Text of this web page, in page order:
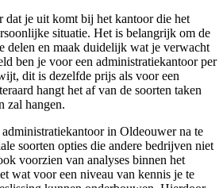
je uit komt bij het kantoor die het
situatie. Het is belangrijk om de
delen en maak duidelijk wat je verwacht
ben je voor een administratiekantoor per
dit is dezelfde prijs als voor een
hangt het af van de soorten taken
zal hangen.
in Oldeouwer na te
soorten opties die andere bedrijven niet
voorzien van analyses binnen het
wat voor een niveau van kennis je te